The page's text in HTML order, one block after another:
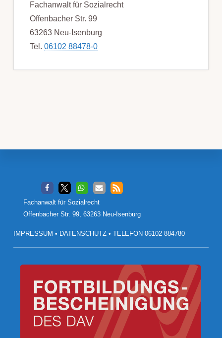
Fachanwalt für Sozialrecht
Offenbacher Str. 99
63263 Neu-Isenburg
Tel. 06102 88478-0
Footer
Fachanwalt für Sozialrecht
Offenbacher Str. 99, 63263 Neu-Isenburg
IMPRESSUM • DATENSCHUTZ• TELEFON 06102 884780